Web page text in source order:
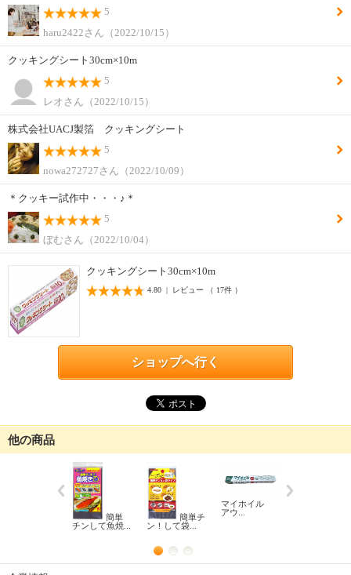
5
haru2422さん（2022/10/15）
クッキングシート30cm×10m
5
レオさん（2022/10/15）
株式会社UACJ製箔 クッキングシート
5
nowa272727さん（2022/10/09）
＊クッキー試作中・・・♪＊
5
ぼむさん（2022/10/04）
クッキングシート30cm×10m
4.80 | レビュー （ 17件 ）
ショップへ行く
他の商品
簡単
チンして魚焼...
簡単チ
ン！して袋...
マイホイル
アウ...